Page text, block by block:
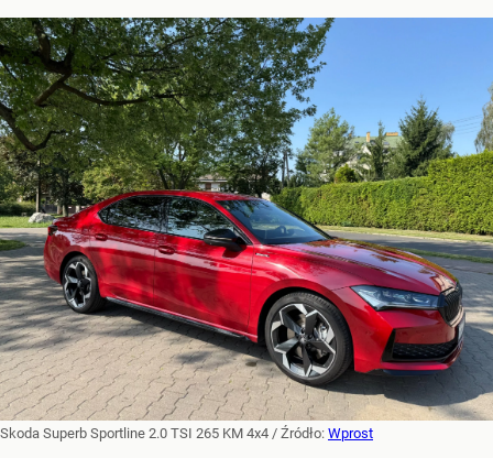
Skoda Superb Sportline 2.0 TSI 265 KM 4x4 / Źródło: Wprost